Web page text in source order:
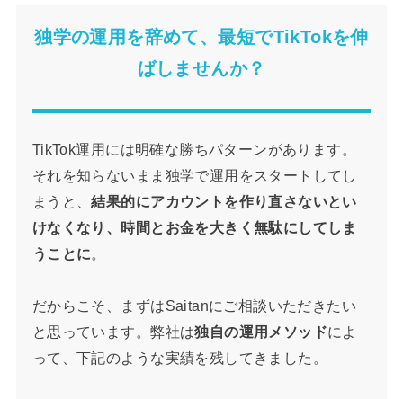
独学の運用を辞めて、最短でTikTokを伸
ばしませんか？
TikTok運用には明確な勝ちパターンがあります。
それを知らないまま独学で運用をスタートしてし
まうと、結果的にアカウントを作り直さないとい
けなくなり、時間とお金を大きく無駄にしてしま
うことに。
だからこそ、まずはSaitanにご相談いただきたい
と思っています。弊社は独自の運用メソッドによ
って、下記のような実績を残してきました。